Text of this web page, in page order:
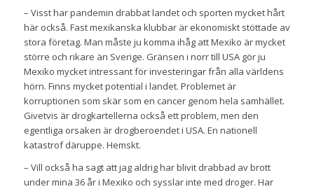
– Visst har pandemin drabbat landet och sporten mycket hårt
här också. Fast mexikanska klubbar är ekonomiskt stöttade av
stora företag. Man måste ju komma ihåg att Mexiko är mycket
större och rikare än Sverige. Gränsen i norr till USA gör ju
Mexiko mycket intressant för investeringar från alla världens
hörn. Finns mycket potential i landet. Problemet är
korruptionen som skär som en cancer genom hela samhället.
Givetvis är drogkartellerna också ett problem, men den
egentliga orsaken är drogberoendet i USA. En nationell
katastrof däruppe. Hemskt.
– Vill också ha sagt att jag aldrig har blivit drabbad av brott
under mina 36 år i Mexiko och sysslar inte med droger. Har